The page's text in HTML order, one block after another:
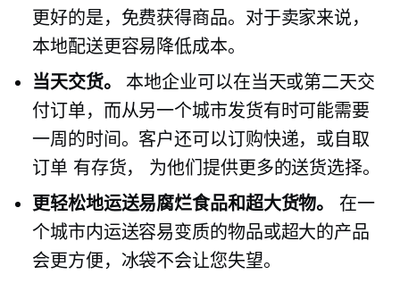
更好的是，免费获得商品。对于卖家来说，
本地配送更容易降低成本。
当天交货。
本地企业可以在当天或第二天交
付订单，而从另一个城市发货有时可能需要
一周的时间。客户还可以订购快递，或自取
订单 有存货，
为他们提供更多的送货选择。
更轻松地运送易腐烂食品和超大货物。
在一
个城市内运送容易变质的物品或超大的产品
会更方便，冰袋不会让您失望。